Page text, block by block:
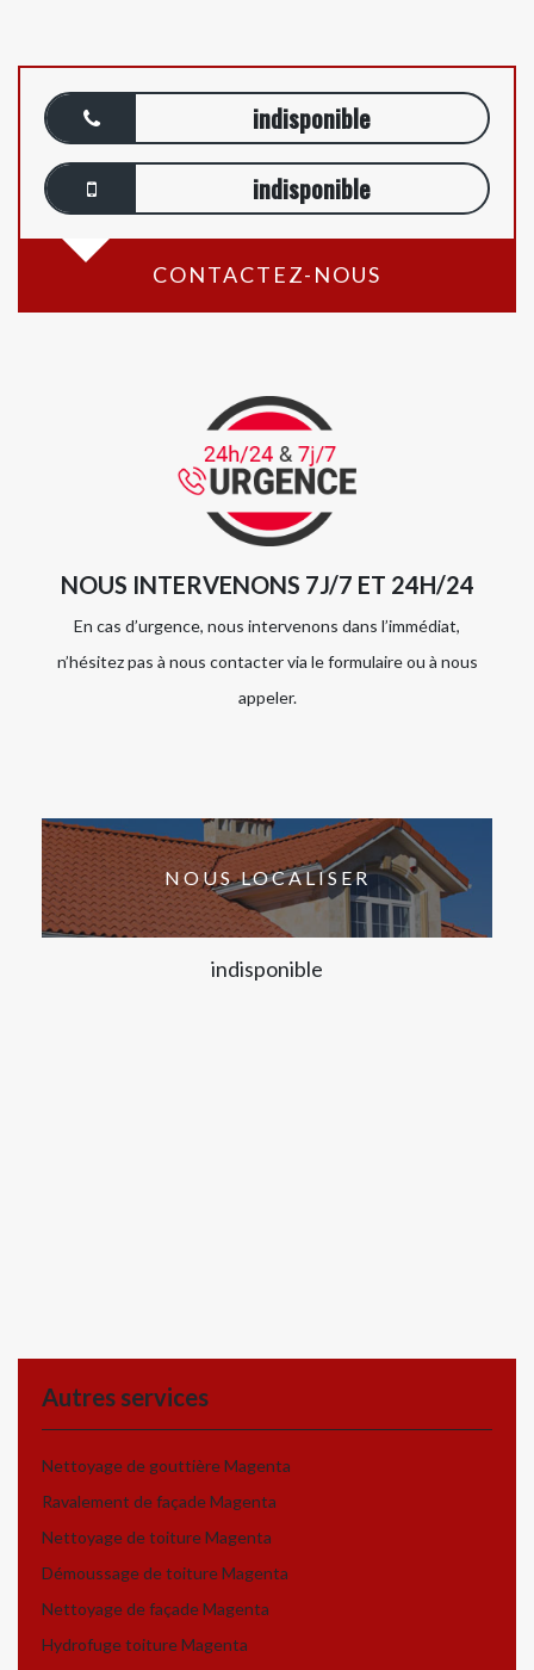
indisponible
indisponible
CONTACTEZ-NOUS
NOUS INTERVENONS 7J/7 ET 24H/24
En cas d’urgence, nous intervenons dans l’immédiat,
n’hésitez pas à nous contacter via le formulaire ou à nous
appeler.
NOUS LOCALISER
indisponible
Autres services
Nettoyage de gouttière Magenta
Ravalement de façade Magenta
Nettoyage de toiture Magenta
Démoussage de toiture Magenta
Nettoyage de façade Magenta
Hydrofuge toiture Magenta